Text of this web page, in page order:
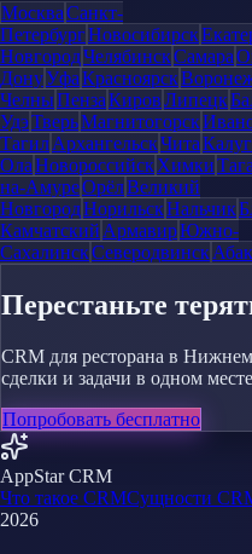
МоскваСанкт-
ПетербургНовосибирск
НовгородЧелябинскСамара
ДонуУфаКрасноярск
ЧелныПензаКировЛипецк
УдэТверьМагнитогорск
ТагилАрхангельскЧита
ОлаНовороссийскХимки
на-АмуреОрёлВеликий
НовгородНорильскНальчик
Камчатский АрмавирЮжно-
СахалинскСеверодвинск
Перестаньте
CRM для ресторана в
сделки и задачи в одном
Попробовать бесплатно
AppStar CRM
Что такое CRMСущности
2026